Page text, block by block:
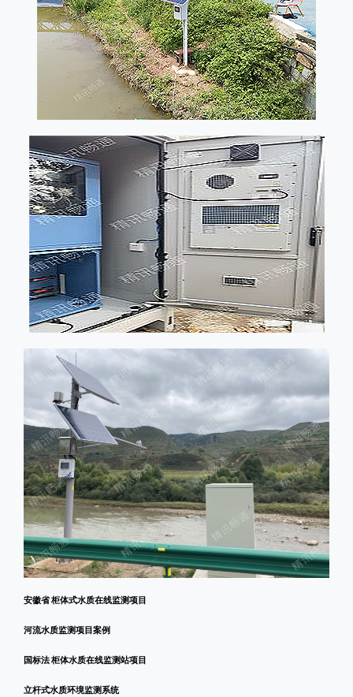
安徽省 柜体式水质在线监测项目
河流水质监测项目案例
国标法 柜体水质在线监测站项目
立杆式水质环境监测系统